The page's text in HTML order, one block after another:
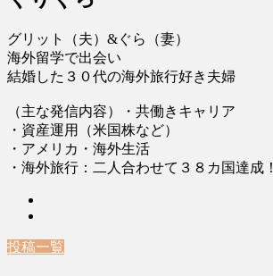
グリット（夫）&ぐら（妻）
海外留学で出会い
結婚した３０代の海外旅行好き夫婦
（主な発信内容）・共働きキャリア
・資産運用（米国株など）
・アメリカ・海外生活
・海外旅行：二人合わせて３８カ国達成！
投稿一覧